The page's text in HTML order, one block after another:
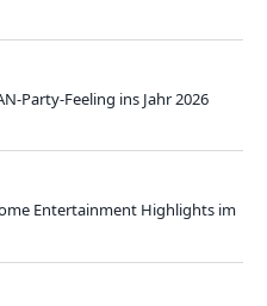
Party-Feeling ins Jahr 2026
Entertainment Highlights im